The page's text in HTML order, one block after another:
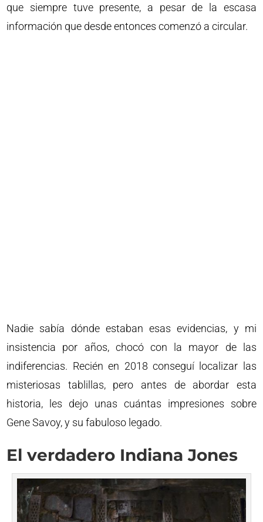
que siempre tuve presente, a pesar de la escasa
información que desde entonces comenzó a circular.
Nadie sabía dónde estaban esas evidencias, y mi
insistencia por años, chocó con la mayor de las
indiferencias. Recién en 2018 conseguí localizar las
misteriosas tablillas, pero antes de abordar esta
historia, les dejo unas cuántas impresiones sobre
Gene Savoy, y su fabuloso legado.
El verdadero Indiana Jones